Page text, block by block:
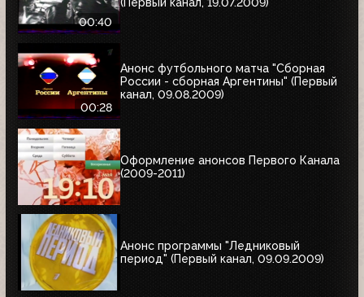
00:40
00:28
Анонс футбольного матча "Сборная
России - сборная Аргентины" (Первый
канал, 09.08.2009)
Оформление анонсов Первого Канала
(2009-2011)
Анонс программы "Ледниковый
период" (Первый канал, 09.09.2009)